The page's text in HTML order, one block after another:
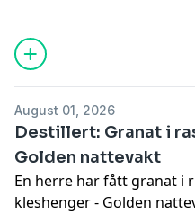
om deling av data.
August 01, 2026
Destillert: Granat i
Golden nattevakt
En herre har fått granat i
kleshenger - Golden